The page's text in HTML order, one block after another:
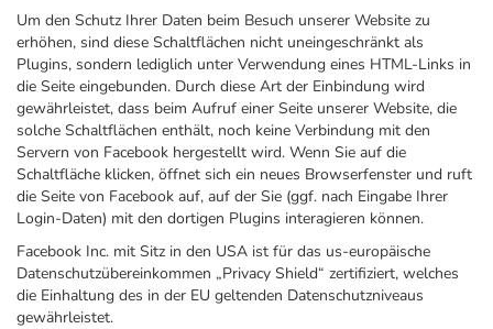
Um den Schutz Ihrer Daten beim Besuch unserer Website zu
erhöhen, sind diese Schaltflächen nicht uneingeschränkt als
Plugins, sondern lediglich unter Verwendung eines HTML-Links in
die Seite eingebunden. Durch diese Art der Einbindung wird
gewährleistet, dass beim Aufruf einer Seite unserer Website, die
solche Schaltflächen enthält, noch keine Verbindung mit den
Servern von Facebook hergestellt wird. Wenn Sie auf die
Schaltfläche klicken, öffnet sich ein neues Browserfenster und ruft
die Seite von Facebook auf, auf der Sie (ggf. nach Eingabe Ihrer
Login-Daten) mit den dortigen Plugins interagieren können.
Facebook Inc. mit Sitz in den USA ist für das us-europäische
Datenschutzübereinkommen „Privacy Shield“ zertifiziert, welches
die Einhaltung des in der EU geltenden Datenschutzniveaus
gewährleistet.